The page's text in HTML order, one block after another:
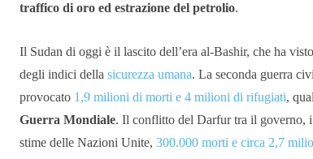
traffico di oro ed estrazione del petrolio.
Il Sudan di oggi è il lascito dell’era al-Bashir, che ha
degli indici della sicurezza umana. La seconda guerra
provocato 1,9 milioni di morti e 4 milioni di rifugiati,
Guerra Mondiale. Il conflitto del Darfur tra il governo,
stime delle Nazioni Unite, 300.000 morti e circa 2,7